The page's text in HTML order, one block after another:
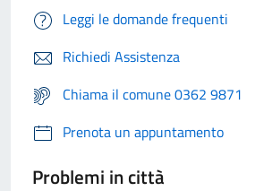
Leggi le domande frequenti
Richiedi Assistenza
Chiama il comune 0362 9871
Prenota un appuntamento
Problemi in città